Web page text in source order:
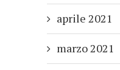
aprile 2021
marzo 2021